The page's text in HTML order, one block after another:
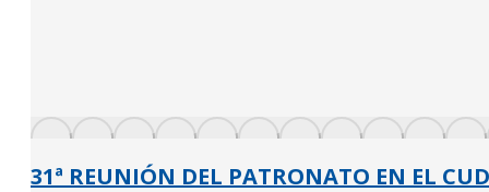
31ª REUNIÓN DEL PATRONATO EN EL CUD